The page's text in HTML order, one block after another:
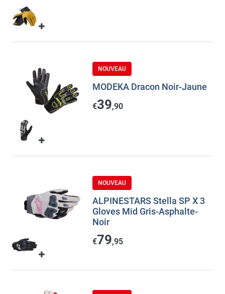
NOUVEAU
MODEKA Dracon Noir-Jaune
€39,90
NOUVEAU
ALPINESTARS Stella SP X 3
Gloves Mid Gris-Asphalte-
Noir
€79,95